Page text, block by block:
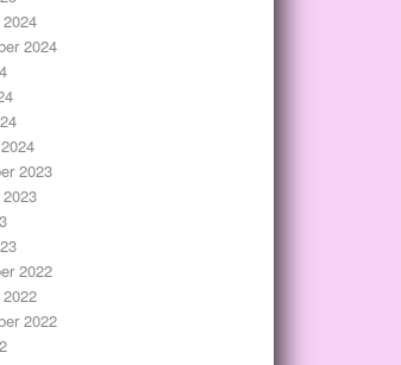
2024
2023
2022
2022